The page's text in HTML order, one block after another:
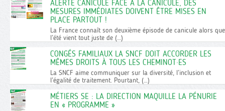
ALERTE CANICULE FACE À LA CANICULE, DES
MESURES IMMÉDIATES DOIVENT ÊTRE MISES EN
PLACE PARTOUT !
La France connaît son deuxième épisode de canicule alors que
l’été vient tout juste de (…)
CONGÉS FAMILIAUX LA SNCF DOIT ACCORDER LES
MÊMES DROITS À TOUS LES CHEMINOT·ES
La SNCF aime communiquer sur la diversité, l’inclusion et
l’égalité de traitement. Pourtant, (…)
MÉTIERS SE : LA DIRECTION MAQUILLE LA PÉNURIE
EN « PROGRAMME »